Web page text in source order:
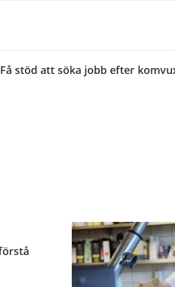
Få stöd att söka jobb efter